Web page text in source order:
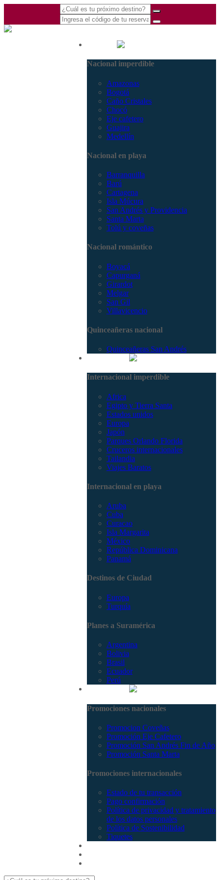
Nacional imperdible
Amazonas
Bogotá
Caño Cristales
Chocó
Eje cafetero
Guajira
Medellín
Nacional en playa
Barranquilla
Barú
Cartagena
Isla Múcura
San Andrés y Providencia
Santa Marta
Tolú y coveñas
Nacional romántico
Boyacá
Capurganá
Girardot
Melgar
San Gil
Villavicencio
Quinceañeras nacional
Quinceañeras San Andrés
Internacional imperdible
Africa
Egipto y Tierra Santa
Estados unidos
Europa
Japón
Parques Orlando Florida
Cruceros internacionales
Tailandia
Viajes Baratos
Internacional en playa
Aruba
Cuba
Curacao
Isla Margarita
México
República Dominicana
Panamá
Destinos de Ciudad
Europa
Turquía
Planes a Suramérica
Argentina
Bolivia
Brasil
Ecuador
Perú
Promociones nacionales
Promocion Coveñas
Promoción Eje Cafetero
Promoción San Andrés Fin de Año
Promoción Santa Marta
Promociones internacionales
Estado de tu transacción
Pago confirmación
Política de privacidad y tratamiento
de los datos personales
Política de Sostenibilidad
Tiquetes